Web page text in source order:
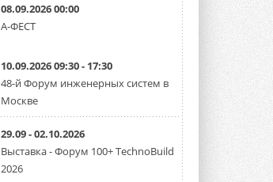
08.09.2026 00:00
А-ФЕСТ
10.09.2026 09:30 - 17:30
48-й Форум инженерных систем в
Москве
29.09 - 02.10.2026
Выставка - Форум 100+ TechnoBuild
2026